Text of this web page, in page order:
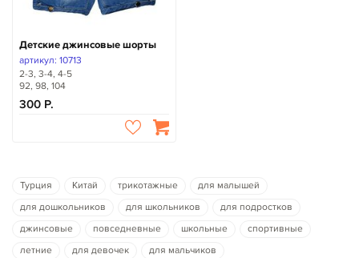
Детские джинсовые шорты
артикул: 10713
2-3, 3-4, 4-5
92, 98, 104
300
Турция Китай трикотажные
для малышей
для дошкольников
для школьников
для подростков
джинсовые
повседневные школьные
спортивные
летние
для девочек для мальчиков